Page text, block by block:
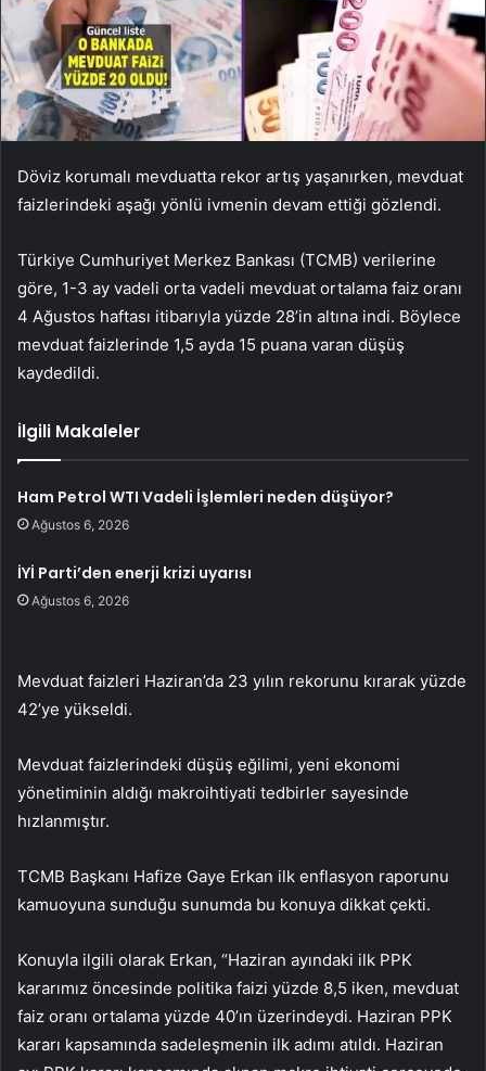
Döviz korumalı mevduatta rekor artış yaşanırken, mevduat
faizlerindeki aşağı yönlü ivmenin devam ettiği gözlendi.
Türkiye Cumhuriyet Merkez Bankası (TCMB) verilerine
göre, 1-3 ay vadeli orta vadeli mevduat ortalama faiz oranı
4 Ağustos haftası itibarıyla yüzde 28’in altına indi. Böylece
mevduat faizlerinde 1,5 ayda 15 puana varan düşüş
kaydedildi.
İlgili Makaleler
Ham Petrol WTI Vadeli İşlemleri neden düşüyor?
Ağustos 6, 2026
İYİ Parti’den enerji krizi uyarısı
Ağustos 6, 2026
Mevduat faizleri Haziran’da 23 yılın rekorunu kırarak yüzde
42’ye yükseldi.
Mevduat faizlerindeki düşüş eğilimi, yeni ekonomi
yönetiminin aldığı makroihtiyati tedbirler sayesinde
hızlanmıştır.
TCMB Başkanı Hafize Gaye Erkan ilk enflasyon raporunu
kamuoyuna sunduğu sunumda bu konuya dikkat çekti.
Konuyla ilgili olarak Erkan, “Haziran ayındaki ilk PPK
kararımız öncesinde politika faizi yüzde 8,5 iken, mevduat
faiz oranı ortalama yüzde 40’ın üzerindeydi. Haziran PPK
kararı kapsamında sadeleşmenin ilk adımı atıldı. Haziran